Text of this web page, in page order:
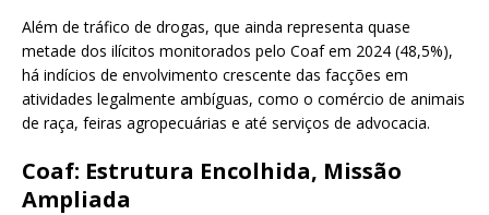
Além de tráfico de drogas, que ainda representa quase
metade dos ilícitos monitorados pelo Coaf em 2024 (48,5%),
há indícios de envolvimento crescente das facções em
atividades legalmente ambíguas, como o comércio de animais
de raça, feiras agropecuárias e até serviços de advocacia.
Coaf: Estrutura Encolhida, Missão
Ampliada